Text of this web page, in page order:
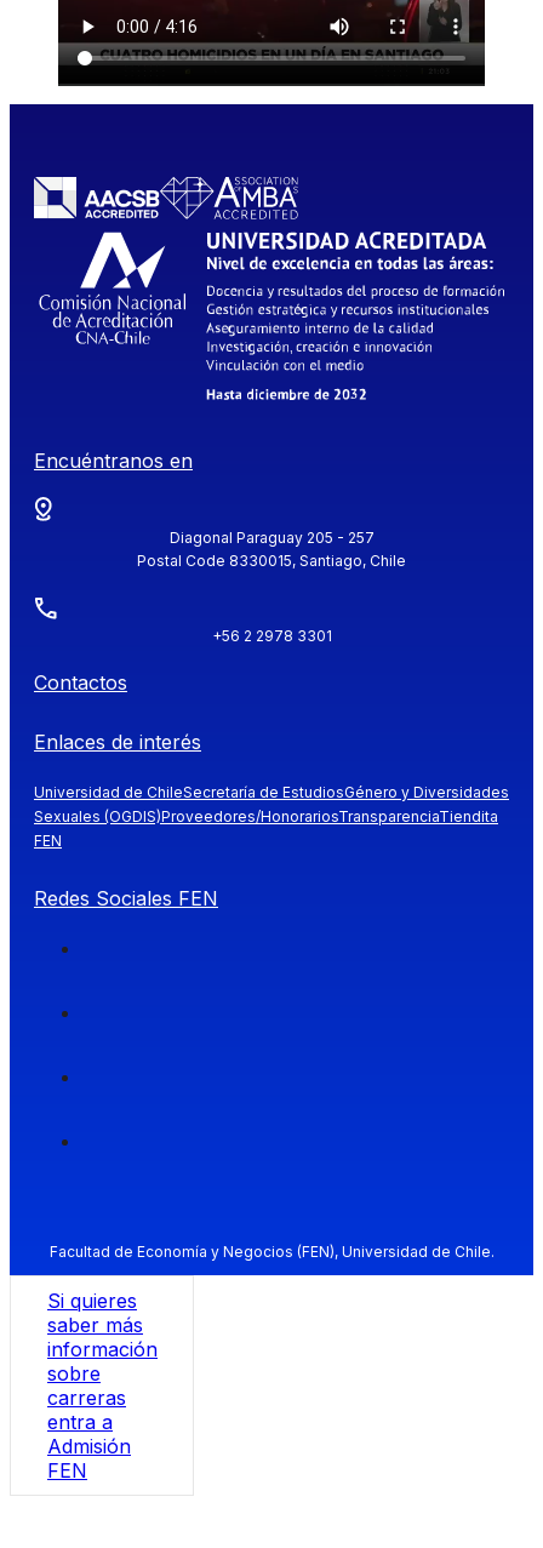
Encuéntranos en
Diagonal Paraguay 205 - 257
Postal Code 8330015, Santiago, Chile
+56 2 2978 3301
Contactos
Enlaces de interés
Universidad de ChileSecretaría de EstudiosGénero y Diversidades
Sexuales (OGDIS)Proveedores/HonorariosTransparenciaTiendita
FEN
Redes Sociales FEN
Facultad de Economía y Negocios (FEN), Universidad de Chile.
Si quieres
saber más
información
sobre
carreras
entra a
Admisión
FEN